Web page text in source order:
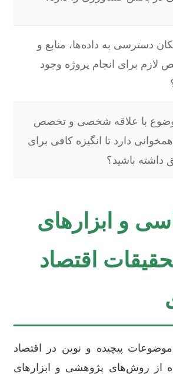
دسترسی به داده‌ها، منابع و
لازم برای انجام پروژه وجود
با علاقه شخصی و تخصص
دارد تا انگیزه کافی برای
داشته باشید؟
و ابزارهای
اقتصاد
پیچیده و نوین در اقتصاد
از روش‌های پژوهشی و ابزارهای